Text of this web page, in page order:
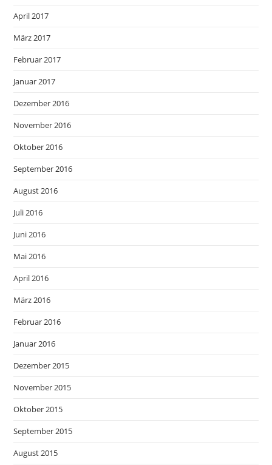
April 2017
März 2017
Februar 2017
Januar 2017
Dezember 2016
November 2016
Oktober 2016
September 2016
August 2016
Juli 2016
Juni 2016
Mai 2016
April 2016
März 2016
Februar 2016
Januar 2016
Dezember 2015
November 2015
Oktober 2015
September 2015
August 2015